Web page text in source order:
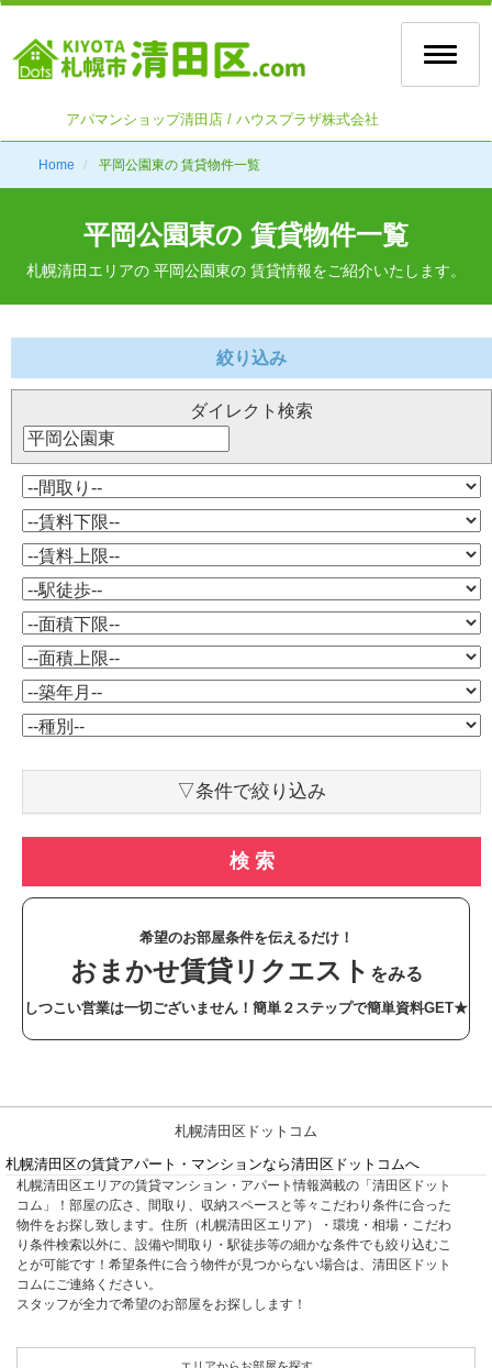
Toggle
アパマンショップ清田店 / ハウスプラザ株式会社
Home 平岡公園東の 賃貸物件一覧
平岡公園東の 賃貸物件一覧
札幌清田エリアの 平岡公園東の 賃貸情報をご紹介いたします。
絞り込み
ダイレクト検索
▽条件で絞り込み
検 索
希望のお部屋条件を伝えるだけ！
おまかせ賃貸リクエスト をみる
しつこい営業は一切ございません！簡単２ステップで簡単資料GET★
札幌清田区ドットコム
札幌清田区の賃貸アパート・マンションなら清田区ドットコムへ
札幌清田区エリアの賃貸マンション・アパート情報満載の「清田区ドット
コム」！部屋の広さ、間取り、収納スペースと等々こだわり条件に合った
物件をお探し致します。住所（札幌清田区エリア）・環境・相場・こだわ
り条件検索以外に、設備や間取り・駅徒歩等の細かな条件でも絞り込むこ
とが可能です！希望条件に合う物件が見つからない場合は、清田区ドット
コムにご連絡ください。
スタッフが全力で希望のお部屋をお探しします！